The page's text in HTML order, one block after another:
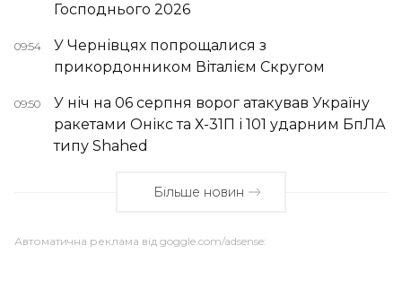
Господнього 2026
09:54
У Чернівцях попрощалися з
прикордонником Віталієм Скругом
09:50
У ніч на 06 серпня ворог атакував Україну
ракетами Онікс та Х-31П і 101 ударним БпЛА
типу Shahed
Більше новин
Автоматична реклама від goggle.com/adsense: